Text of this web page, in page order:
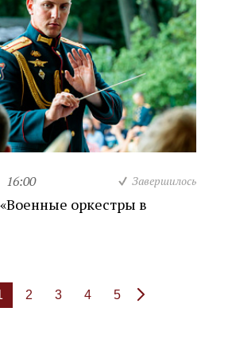
16:00 Завершилось
оркестры в
2 3 4 5